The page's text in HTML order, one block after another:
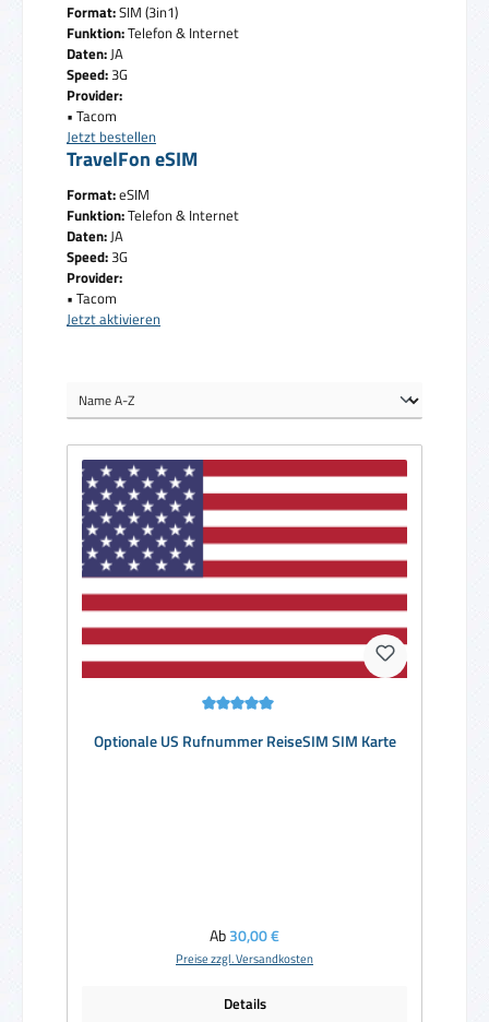
Format:SIM (3in1)
Funktion:Telefon & Internet
Daten:JA
Speed:3G
Provider:
• Tacom
Jetzt bestellen
TravelFon eSIM
Format:eSIM
Funktion:Telefon & Internet
Daten:JA
Speed:3G
Provider:
• Tacom
Jetzt aktivieren
Optionale US Rufnummer ReiseSIM SIM Karte
Regulärer Preis:
Ab30,00 €
Preise zzgl. Versandkosten
Details